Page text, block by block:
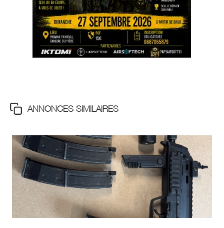
ANNONCES SIMILAIRES